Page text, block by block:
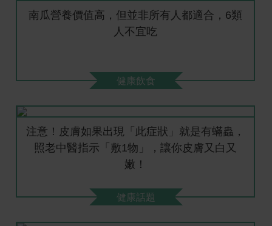
南瓜營養價值高，但並非所有人都適合，6類
人不宜吃
健康飲食
注意！皮膚如果出現「此症狀」就是有蟎蟲，
照老中醫指示「敷1物」，讓你皮膚又白又
嫩！
健康話題